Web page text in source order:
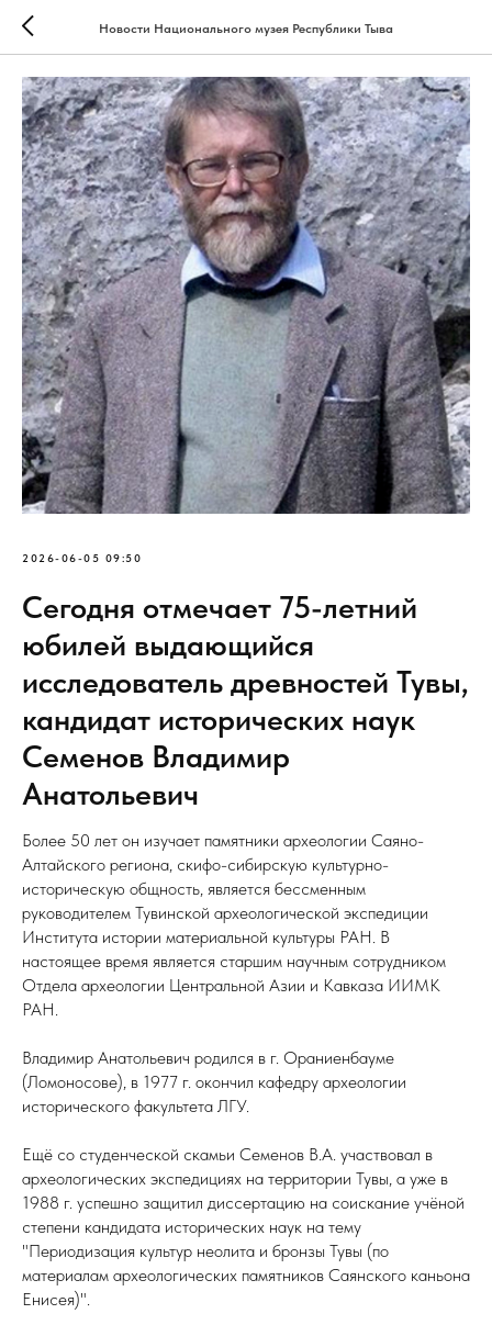
Новости Национального музея Республики Тыва
2026-06-05 09:50
Сегодня отмечает 75-летний
юбилей выдающийся
исследователь древностей Тувы,
кандидат исторических наук
Семенов Владимир
Анатольевич
Более 50 лет он изучает памятники археологии Саяно-
Алтайского региона, скифо-сибирскую культурно-
историческую общность, является бессменным
руководителем Тувинской археологической экспедиции
Института истории материальной культуры РАН. В
настоящее время является старшим научным сотрудником
Отдела археологии Центральной Азии и Кавказа ИИМК
РАН.
Владимир Анатольевич родился в г. Ораниенбауме
(Ломоносове), в 1977 г. окончил кафедру археологии
исторического факультета ЛГУ.
Ещё со студенческой скамьи Семенов В.А. участвовал в
археологических экспедициях на территории Тувы, а уже в
1988 г. успешно защитил диссертацию на соискание учёной
степени кандидата исторических наук на тему
"Периодизация культур неолита и бронзы Тувы (по
материалам археологических памятников Саянского каньона
Енисея)".